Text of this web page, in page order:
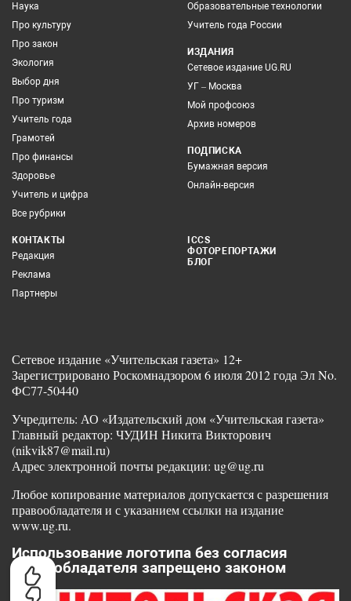
Наука
Про культуру
Про закон
Экология
Выбор дня
Про туризм
Учитель года
Грамотей
Про финансы
Здоровье
Учитель и цифра
Все рубрики
Образовательные технологии
Учитель года России
ИЗДАНИЯ
Сетевое издание UG.RU
УГ – Москва
Мой профсоюз
Архив номеров
ПОДПИСКА
Бумажная версия
Онлайн-версия
КОНТАКТЫ
Редакция
Реклама
Партнеры
ICCS
ФОТОРЕПОРТАЖИ
БЛОГ
Сетевое издание «Учительская газета» 12+
Зарегистрировано Роскомнадзором 6 июля 2012 года Эл No.
ФС77-50440
Учредитель: АО «Издательский дом «Учительская газета»
Главный редактор: ЧУДИН Никита Викторович
(nikvik87@mail.ru)
Адрес электронной почты редакции: ug@ug.ru
Любое копирование материалов допускается с разрешения
правообладателя и с указанием ссылки на издание
www.ug.ru.
Использование логотипа без согласия
правообладателя запрещено законом